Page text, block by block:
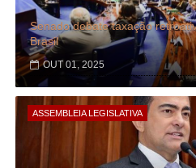
Senado debate taxação
Brasil
OUT 01, 2025
ASSEMBLEIA LEGISLATIVA